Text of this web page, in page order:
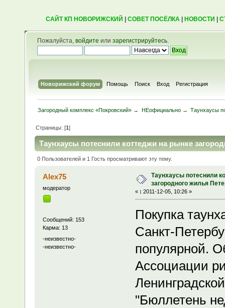
САЙТ КП НОВОРИЖСКИЙ СОВЕТ ПОСЁЛКА| НОВОСТИ
Пожалуйста, войдите или зарегистрируйтесь.
Новорижский форум Помощь Поиск Вход Регистрация
Загородный комплекс «Покровский» → НЕофициально→ Таунхаусы
Страницы: [1]
Таунхаусы потеснили коттеджи на рынке
0 Пользователей и 1 Гость просматривают эту тему.
Alex75
модератор
Сообщений: 153
Карма: 13
-неизвестно-
-неизвестно-
Таунхаусы потеснили
загородного жилья
« : 2011-12-05, 10:26 »
Покупка
Санкт-
популярной.
Ассоциации
"Бюллетень